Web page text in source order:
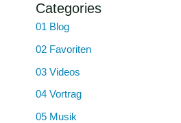
Categories
01 Blog
02 Favoriten
03 Videos
04 Vortrag
05 Musik